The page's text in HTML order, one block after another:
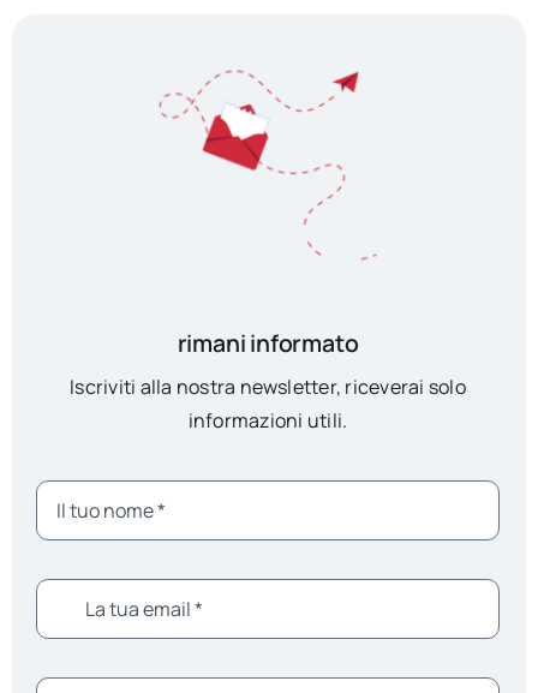
rimani informato
Iscriviti alla nostra newsletter, riceverai solo
informazioni utili.